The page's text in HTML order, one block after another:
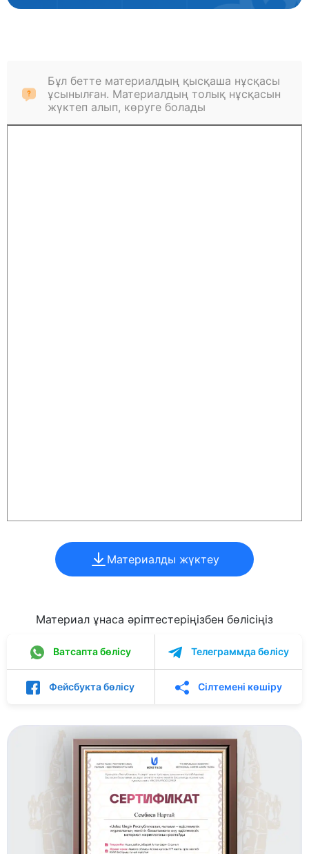
Бұл бетте материалдың қысқаша нұсқасы
ұсынылған. Материалдың толық нұсқасын
жүктеп алып, көруге болады
Материалды жүктеу
Материал ұнаса әріптестеріңізбен бөлісіңіз
Ватсапта бөлісу Телеграммда бөлісу
Фейсбукта бөлісу Сілтемені көшіру